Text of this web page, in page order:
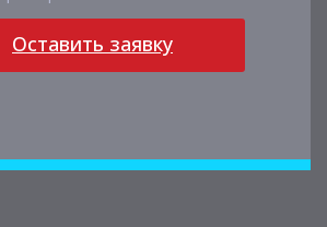
Оставить заявку